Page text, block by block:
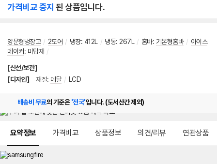
가격비교 중지 된 상품입니다.
양문형냉장고 / 2도어 / 냉장: 412L / 냉동: 267L / 홈바: 기본형홈바 / 아이스
메이커: 미탑재 /
[신선/보관]
[디자인]
재질: 메탈 / LCD
배송비 무료의 기준은'전국'입니다. (도서산간 제외)
요약정보 가격비교 상품정보 의견/리뷰 연관상품